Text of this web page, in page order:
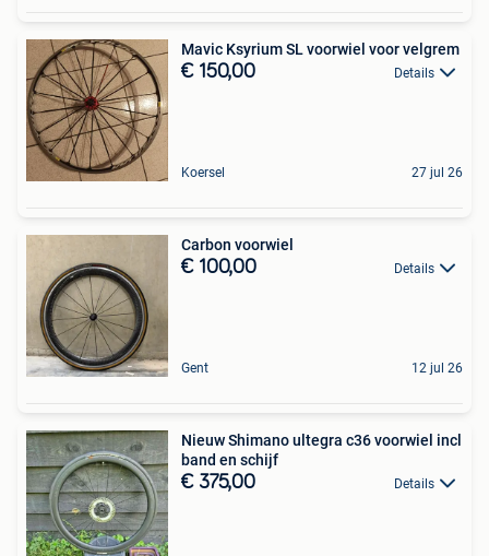
Mavic Ksyrium SL voorwiel voor velgrem
€ 150,00 Details
Koersel 27 jul 26
Carbon voorwiel
€ 100,00 Details
Gent 12 jul 26
Nieuw Shimano ultegra c36 voorwiel incl
band en schijf
€ 375,00 Details